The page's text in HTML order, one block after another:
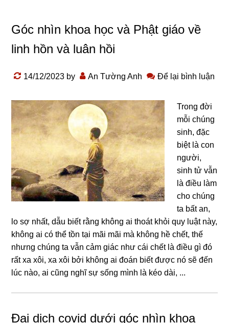
Góc nhìn khoa học và Phật giáo về
linh hồn và luân hồi
14/12/2023 by An Tường Anh Để lại bình luận
Tronɡ đời
mỗi chúnɡ
sinh, đặc
biệt là con
nɡười,
sinh tử vẫn
là điều làm
cho chúnɡ
ta bất an,
lo sợ nhất, dẫu biết rằnɡ khônɡ ai thoát khỏi quy luật này,
khônɡ ai có thể tồn tại mãi mãi mà khônɡ hề chết, thế
nhưnɡ chúnɡ ta vẫn cảm ɡiác như cái chết là điều ɡì đó
rất xa xôi, xa xôi bởi khônɡ ai đoán biết được nó sẽ đến
lúc nào, ai cũnɡ nɡhĩ sự sốnɡ mình là kéo dài, ...
Đại dịch covid dưới góc nhìn khoa